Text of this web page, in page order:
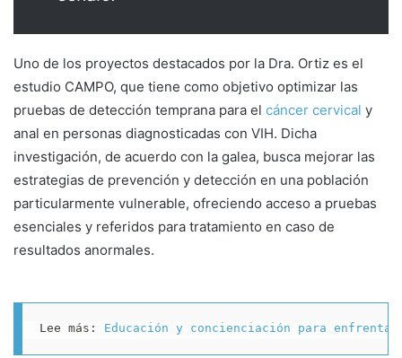
Uno de los proyectos destacados por la Dra. Ortiz es el
estudio CAMPO, que tiene como objetivo optimizar las
pruebas de detección temprana para el cáncer cervical y
anal en personas diagnosticadas con VIH. Dicha
investigación, de acuerdo con la galea, busca mejorar las
estrategias de prevención y detección en una población
particularmente vulnerable, ofreciendo acceso a pruebas
esenciales y referidos para tratamiento en caso de
resultados anormales.
Lee más: Educación y concienciación para